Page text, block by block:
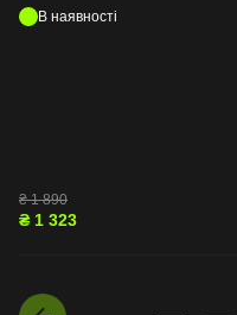
В наявності
₴1 890
₴ 1 323